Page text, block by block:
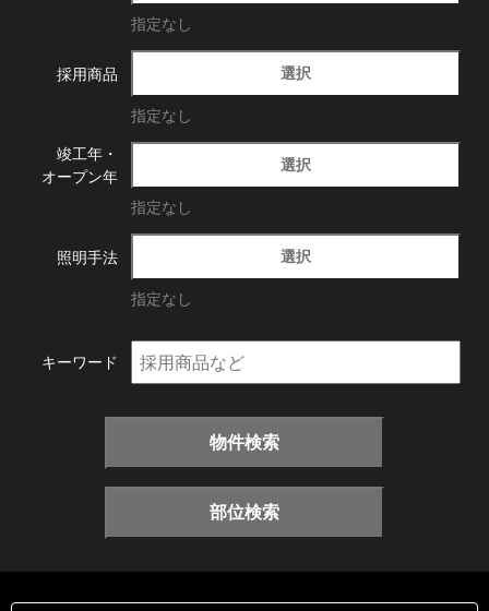
指定なし
採用商品 選択
指定なし
竣工年・
オープン年
選択
指定なし
照明手法 選択
指定なし
キーワード
物件検索
部位検索